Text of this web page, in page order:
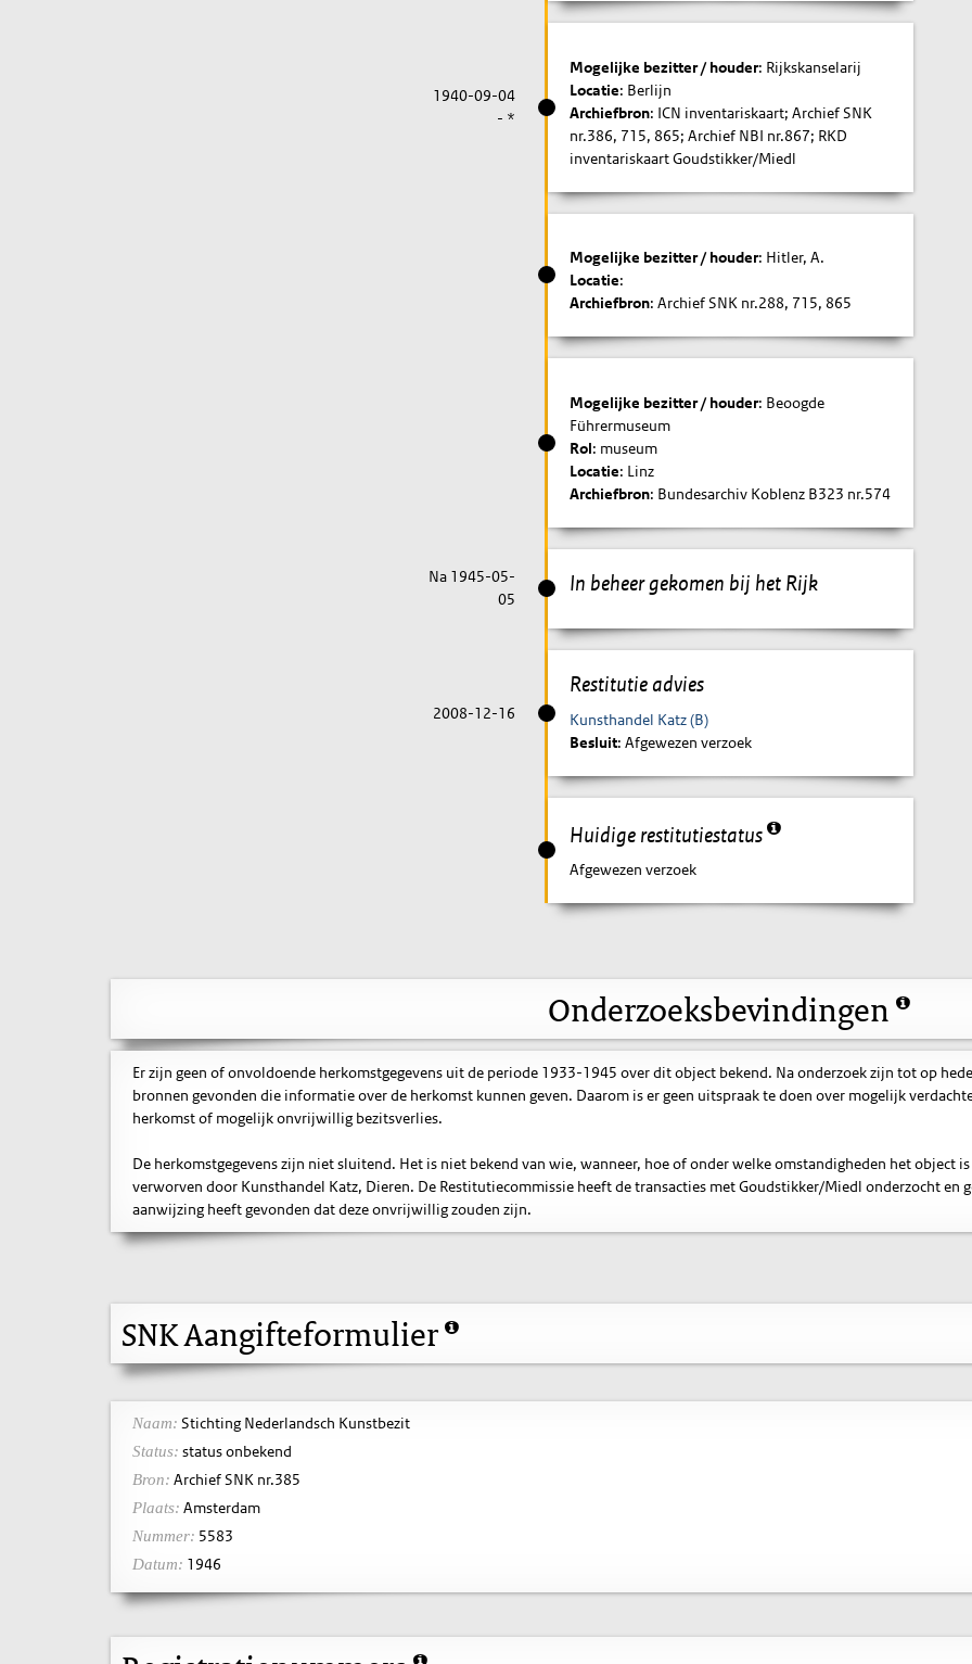
1940-09-04
- *
Mogelijke bezitter / houder: Rijkskanselarij
Locatie: Berlijn
Archiefbron: ICN inventariskaart; Archief SNK
nr.386, 715, 865; Archief NBI nr.867; RKD
inventariskaart Goudstikker/Miedl
Mogelijke bezitter / houder: Hitler, A.
Locatie:
Archiefbron: Archief SNK nr.288, 715, 865
Mogelijke bezitter / houder: Beoogde
Führermuseum
Rol: museum
Locatie: Linz
Archiefbron: Bundesarchiv Koblenz B323 nr.574
In beheer gekomen bij het Rijk
Na 1945-05-
05
Restitutie advies
2008-12-16
Kunsthandel Katz (B)
Besluit: Afgewezen verzoek
Huidige restitutiestatus
Afgewezen verzoek
Onderzoeksbevindingen
Er zijn geen of onvoldoende herkomstgegevens uit de periode 1933-1945 over dit object bekend. Na onderzoek zijn tot op
bronnen gevonden die informatie over de herkomst kunnen geven. Daarom is er geen uitspraak te doen over mogelijk
herkomst of mogelijk onvrijwillig bezitsverlies.
De herkomstgegevens zijn niet sluitend. Het is niet bekend van wie, wanneer, hoe of onder welke omstandigheden het object is
verworven door Kunsthandel Katz, Dieren. De Restitutiecommissie heeft de transacties met Goudstikker/Miedl onderzocht en
aanwijzing heeft gevonden dat deze onvrijwillig zouden zijn.
SNK Aangifteformulier
Naam: Stichting Nederlandsch Kunstbezit
Status: status onbekend
Bron: Archief SNK nr.385
Plaats: Amsterdam
Nummer: 5583
Datum: 1946